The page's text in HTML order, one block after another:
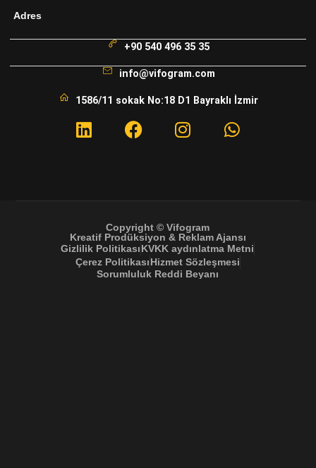
Adres
+90 540 496 35 35
info@vifogram.com
1586/11 sokak No:18 D1 Bayraklı İzmir
Copyright © Vifogram
Kreatif Prodüksiyon & Reklam Ajansı
Gizlilik PolitikasıKVKK aydınlatma Metni
Çerez PolitikasıHizmet Sözleşmesi
Sorumluluk Reddi Beyanı